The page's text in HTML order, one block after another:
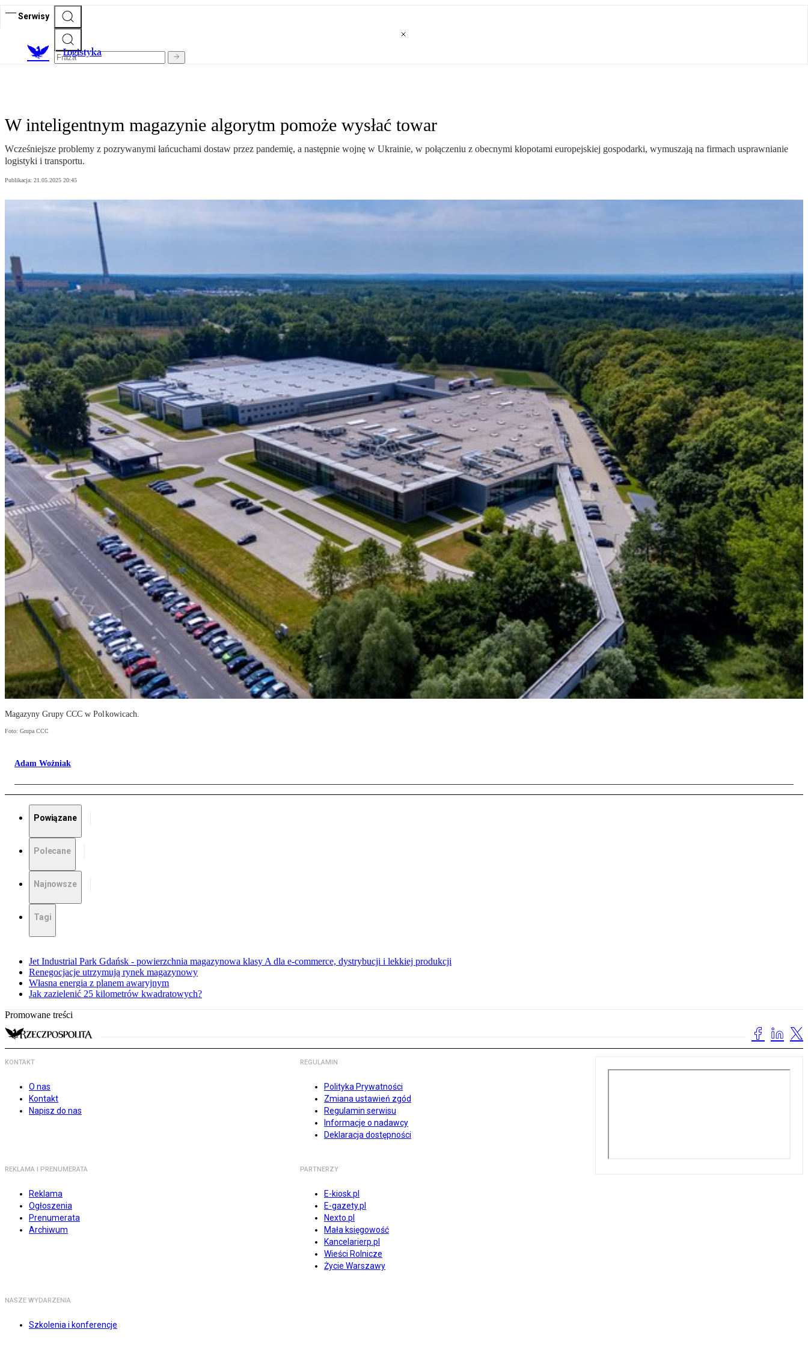
Serwisy
Logistyka
W inteligentnym magazynie algorytm pomoże wysłać towar
Wcześniejsze problemy z pozrywanymi łańcuchami dostaw przez pandemię, a następnie wojnę w Ukrainie, w połączeniu z obecnymi kłopotami europejskiej gospodarki, wymuszają na firmach usprawnianie
logistyki i transportu.
Publikacja: 21.05.2025 20:45
Magazyny Grupy CCC w Polkowicach.
Foto: Grupa CCC
Adam Wożniak
Powiązane
Polecane
Najnowsze
Tagi
Jet Industrial Park Gdańsk - powierzchnia magazynowa klasy A dla e-commerce, dystrybucji i lekkiej produkcji
Renegocjacje utrzymują rynek magazynowy
Własna energia z planem awaryjnym
Jak zazielenić 25 kilometrów kwadratowych?
Promowane treści
KONTAKT
O nas
Kontakt
Napisz do nas
REGULAMIN
Polityka Prywatności
Zmiana ustawień zgód
Regulamin serwisu
Informacje o nadawcy
Deklaracja dostępności
REKLAMA I PRENUMERATA
Reklama
Ogłoszenia
Prenumerata
Archiwum
PARTNERZY
E-kiosk.pl
E-gazety.pl
Nexto.pl
Mała księgowość
Kancelarierp.pl
Wieści Rolnicze
Życie Warszawy
NASZE WYDARZENIA
Szkolenia i konferencje